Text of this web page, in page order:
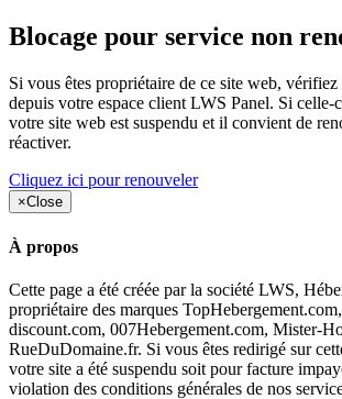
Blocage pour service non
Si vous êtes propriétaire de ce site web,
depuis votre espace client LWS Panel. Si celle-
votre site web est suspendu et il convient de
réactiver.
Cliquez ici pour renouveler
×Close
À propos
Cette page a été créée par la société LWS,
propriétaire des marques
discount.com, 007Hebergement.com, Mister-
RueDuDomaine.fr. Si vous êtes redirigé sur
votre site a été suspendu soit pour facture
violation des conditions générales de nos